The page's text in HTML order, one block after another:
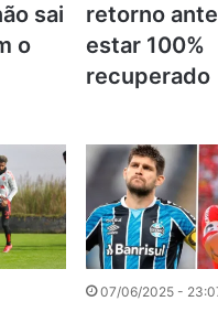
sai
o
retorno
estar 100%
recuperado
07/06/2025 -